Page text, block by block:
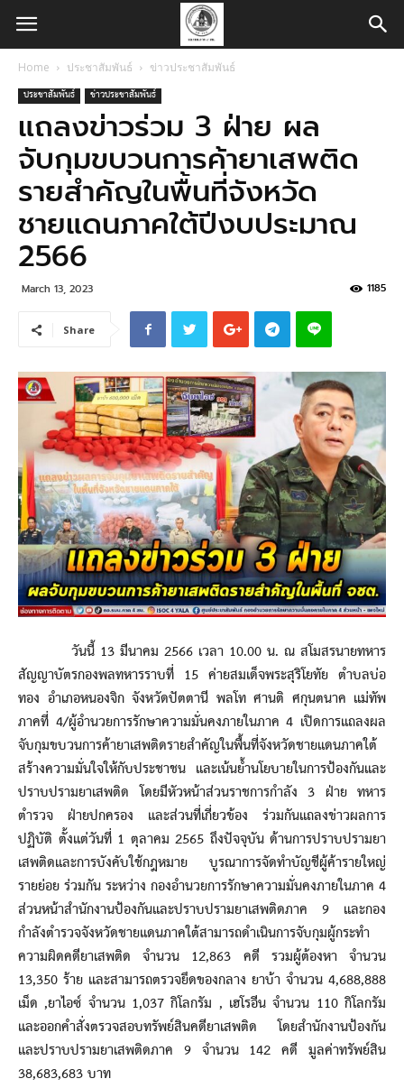
Home ประชาสัมพันธ์ ข่าวประชาสัมพันธ์
ประชาสัมพันธ์ ข่าวประชาสัมพันธ์
แถลงข่าวร่วม 3 ฝ่าย ผล
จับกุมขบวนการค้ายาเสพติด
รายสำคัญในพื้นที่จังหวัด
ชายแดนภาคใต้ปีงบประมาณ
2566
March 13, 2023 1185
Share
วันนี้ 13 มีนาคม 2566 เวลา 10.00 น. ณ สโมสรนายทหาร
สัญญาบัตรกองพลทหารราบที่ 15 ค่ายสมเด็จพระสุริโยทัย ตำบลบ่อ
ทอง อำเภอหนองจิก จังหวัดปัตตานี พลโท ศานติ ศกุนตนาค แม่ทัพ
ภาคที่ 4/ผู้อำนวยการรักษาความมั่นคงภายในภาค 4 เปิดการแถลงผล
จับกุมขบวนการค้ายาเสพติดรายสำคัญในพื้นที่จังหวัดชายแดนภาคใต้
สร้างความมั่นใจให้กับประชาชน และเน้นย้ำนโยบายในการป้องกันและ
ปราบปรามยาเสพติด โดยมีหัวหน้าส่วนราชการกำลัง 3 ฝ่าย ทหาร
ตำรวจ ฝ่ายปกครอง และส่วนที่เกี่ยวข้อง ร่วมกันแถลงข่าวผลการ
ปฏิบัติ ตั้งแต่วันที่ 1 ตุลาคม 2565 ถึงปัจจุบัน ด้านการปราบปรามยา
เสพติดและการบังคับใช้กฎหมาย บูรณาการจัดทำบัญชีผู้ค้ารายใหญ่
รายย่อย ร่วมกัน ระหว่าง กองอำนวยการรักษาความมั่นคงภายในภาค 4
ส่วนหน้าสำนักงานป้องกันและปราบปรามยาเสพติดภาค 9 และกอง
กำลังตำรวจจังหวัดชายแดนภาคใต้สามารถดำเนินการจับกุมผู้กระทำ
ความผิดคดียาเสพติด จำนวน 12,863 คดี รวมผู้ต้องหา จำนวน
13,350 ร้าย และสามารถตรวจยึดของกลาง ยาบ้า จำนวน 4,688,888
เม็ด ,ยาไอซ์ จำนวน 1,037 กิโลกรัม , เฮโรอีน จำนวน 110 กิโลกรัม
และออกคำสั่งตรวจสอบทรัพย์สินคดียาเสพติด โดยสำนักงานป้องกัน
และปราบปรามยาเสพติดภาค 9 จำนวน 142 คดี มูลค่าทรัพย์สิน
38,683,683 บาท